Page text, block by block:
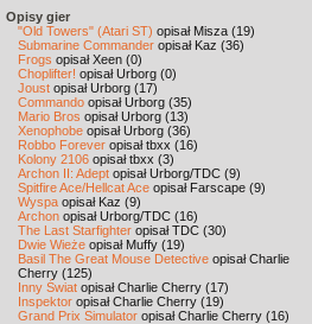
Opisy gier
"Old Towers" (Atari ST) opisał Misza (19)
Submarine Commander opisał Kaz (36)
Frogs opisał Xeen (0)
Choplifter! opisał Urborg (0)
Joust opisał Urborg (17)
Commando opisał Urborg (35)
Mario Bros opisał Urborg (13)
Xenophobe opisał Urborg (36)
Robbo Forever opisał tbxx (16)
Kolony 2106 opisał tbxx (3)
Archon II: Adept opisał Urborg/TDC (9)
Spitfire Ace/Hellcat Ace opisał Farscape (9)
Wyspa opisał Kaz (9)
Archon opisał Urborg/TDC (16)
The Last Starfighter opisał TDC (30)
Dwie Wieże opisał Muffy (19)
Basil The Great Mouse Detective opisał Charlie
Cherry (125)
Inny Świat opisał Charlie Cherry (17)
Inspektor opisał Charlie Cherry (19)
Grand Prix Simulator opisał Charlie Cherry (16)